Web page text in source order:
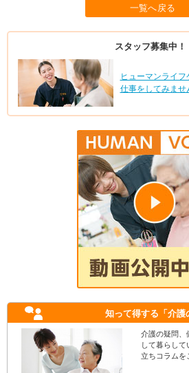
一覧へ戻る
スタッフ募集中！
ヒューマンライ
仕事をしてみませ
知って得する 「介護
介護の疑問、
して暮らし
立ちコラムを